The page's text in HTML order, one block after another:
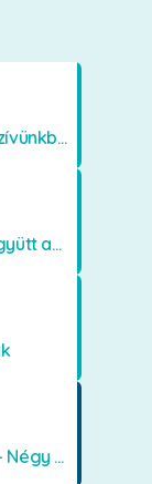
Színpadon a kollégák, szívünkben a lakók
Együtt a „színpadon”, együtt az élményekért 🎭✨
40 éves a Názáret Ház – Négy évtized szeretetben és gondoskodásban